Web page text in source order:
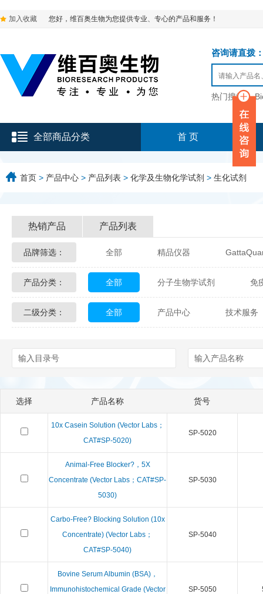
加入收藏 您好，维百奥生物为您提供专业、专心的产品和服务！
咨询请直拨
热门搜索：
全部商品分类 首 页
首页 > 产品中心 > 产品列表 > 化学及生物化学试剂 > 生化试剂
热销产品 产品列表
品牌筛选： 全部 精品仪器
Glycon Biochem Sterlitech
Echelon Biosciences Verichem
Biotez Berlin Diametra
Berry & Associates Zedira
LGC Maine Standards
Abbexa
产品分类： 全部 分子生物学试剂 免
化学及生物化学试剂 材料学试剂
二级分类： 全部 产品中心 技术服务
选择 产品名称 货号
10x Casein Solution (Vector Labs；
CAT#SP-5020)
SP-5020
Animal-Free Blocker?，5X
Concentrate (Vector Labs；CAT#SP-
5030)
SP-5030
Carbo-Free? Blocking Solution (10x
Concentrate) (Vector Labs；
CAT#SP-5040)
SP-5040
Bovine Serum Albumin (BSA)，
Immunohistochemical Grade (Vector
SP-5050